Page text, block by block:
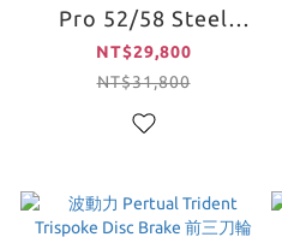
Pro 52/58 Steel
Spoke Wheelset 公路
車輪組
NT$29,800
NT$31,800